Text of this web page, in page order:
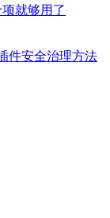
就够用了
件安全治理方法